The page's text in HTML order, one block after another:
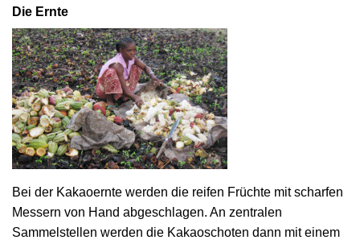
Die Ernte
Bei der Kakaoernte werden die reifen Früchte mit scharfen
Messern von Hand abgeschlagen. An zentralen
Sammelstellen werden die Kakaoschoten dann mit einem